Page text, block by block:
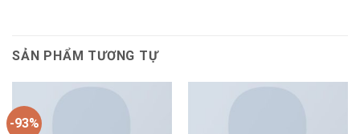
SẢN PHẨM TƯƠNG TỰ
-93%